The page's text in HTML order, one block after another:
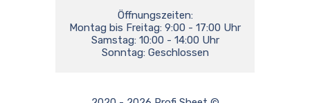
Öffnungszeiten:
Montag bis Freitag: 9:00 - 17:00 Uhr
Samstag: 10:00 - 14:00 Uhr
Sonntag: Geschlossen